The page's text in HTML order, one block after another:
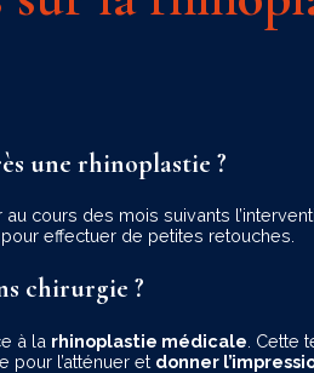
une rhinoplastie ?
cours des mois suivants
effectuer de petites retouches.
chirurgie ?
à la rhinoplastie médicale . Cette
pour l’atténuer et donner